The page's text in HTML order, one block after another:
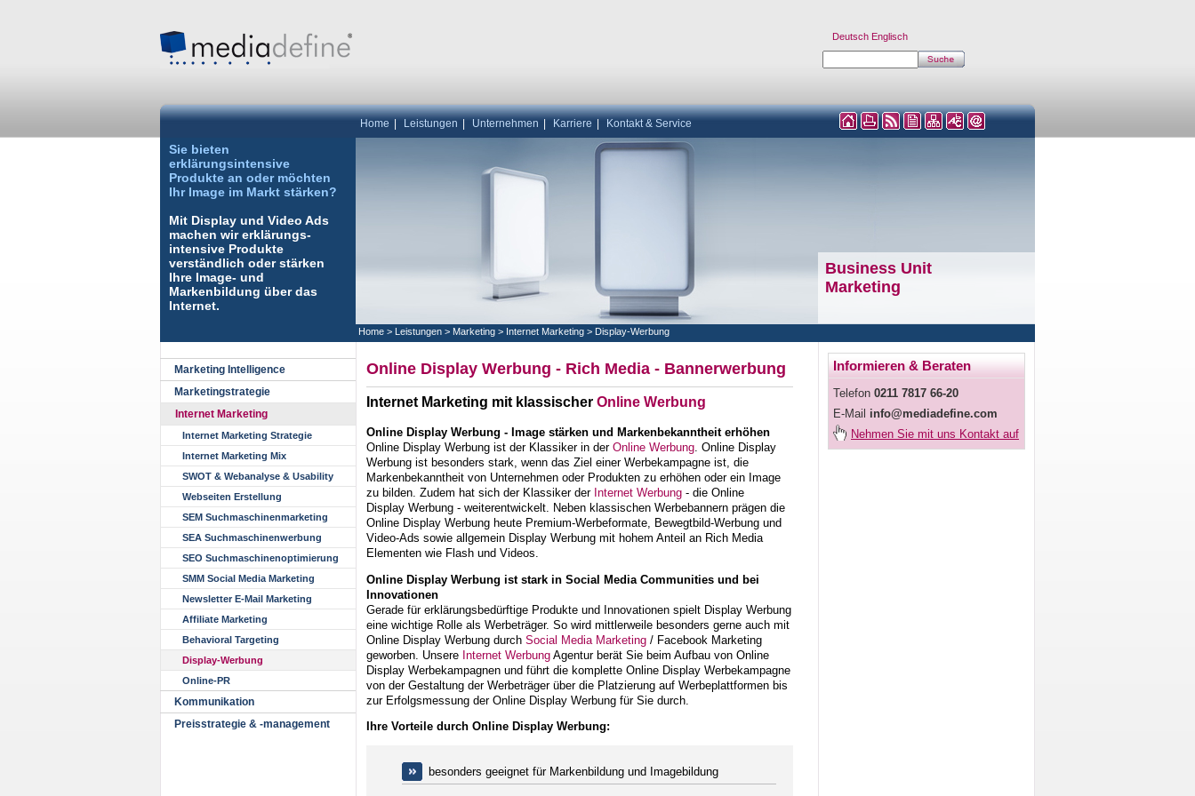
Home Leistungen Unternehmen Karriere Kontakt & Service
Deutsch Englisch
Home > Leistungen > Marketing > Internet Marketing > Display-Werbung
Marketing Intelligence
Marketingstrategie
Internet Marketing
Internet Marketing Strategie
Internet Marketing Mix
SWOT & Webanalyse & Usability
Webseiten Erstellung
SEM Suchmaschinenmarketing
SEA Suchmaschinenwerbung
SEO Suchmaschinenoptimierung
SMM Social Media Marketing
Newsletter E-Mail Marketing
Affiliate Marketing
Behavioral Targeting
Display-Werbung
Online-PR
Kommunikation
Preisstrategie & -management
Business Unit
Marketing
Sie bieten
erklärungsintensive
Produkte an oder möchten
Ihr Image im Markt stärken?
Mit Display und Video Ads
machen wir erklärungs-
intensive Produkte
verständlich oder stärken
Ihre Image- und
Markenbildung über das
Internet.
Online Display Werbung - Rich Media - Bannerwerbung
Internet Marketing mit klassischer Online Werbung
Online Display Werbung - Image stärken und Markenbekanntheit erhöhen
Online Display Werbung ist der Klassiker in der Online Werbung . Online Display
Werbung ist besonders stark, wenn das Ziel einer Werbekampagne ist, die
Markenbekanntheit von Unternehmen oder Produkten zu erhöhen oder ein Image
zu bilden. Zudem hat sich der Klassiker der Internet Werbung - die Online
Display Werbung - weiterentwickelt. Neben klassischen Werbebannern prägen die
Online Display Werbung heute Premium-Werbeformate, Bewegtbild-Werbung und
Video-Ads sowie allgemein Display Werbung mit hohem Anteil an Rich Media
Elementen wie Flash und Videos.
Online Display Werbung ist stark in Social Media Communities und bei
Innovationen
Gerade für erklärungsbedürftige Produkte und Innovationen spielt Display Werbung
eine wichtige Rolle als Werbeträger. So wird mittlerweile besonders gerne auch mit
Online Display Werbung durch Social Media Marketing / Facebook Marketing
geworben. Unsere Internet Werbung Agentur berät Sie beim Aufbau von Online
Display Werbekampagnen und führt die komplette Online Display Werbekampagne
von der Gestaltung der Werbeträger über die Platzierung auf Werbeplattformen bis
zur Erfolgsmessung der Online Display Werbung für Sie durch.
Ihre Vorteile durch Online Display Werbung:
besonders geeignet für Markenbildung und Imagebildung
Informieren & Beraten
Telefon 0211 7817 66-20
E-Mail info@mediadefine.com
Nehmen Sie mit uns Kontakt auf